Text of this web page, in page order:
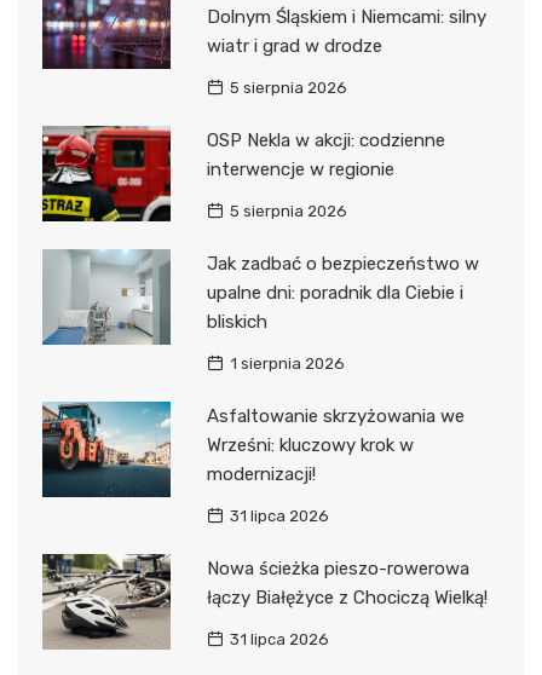
Dolnym Śląskiem i Niemcami: silny
wiatr i grad w drodze
5 sierpnia 2026
OSP Nekla w akcji: codzienne
interwencje w regionie
5 sierpnia 2026
Jak zadbać o bezpieczeństwo w
upalne dni: poradnik dla Ciebie i
bliskich
1 sierpnia 2026
Asfaltowanie skrzyżowania we
Wrześni: kluczowy krok w
modernizacji!
31 lipca 2026
Nowa ścieżka pieszo-rowerowa
łączy Białężyce z Chociczą Wielką!
31 lipca 2026